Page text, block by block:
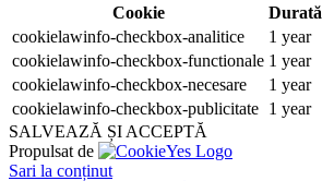
Cookie
Durată
cookielawinfo-checkbox-analitice
1 year
cookielawinfo-checkbox-functionale 1 year
cookielawinfo-checkbox-necesare
1 year
cookielawinfo-checkbox-publicitate 1 year
SALVEAZĂ ȘI ACCEPTĂ
Propulsat de
Sari la conținut